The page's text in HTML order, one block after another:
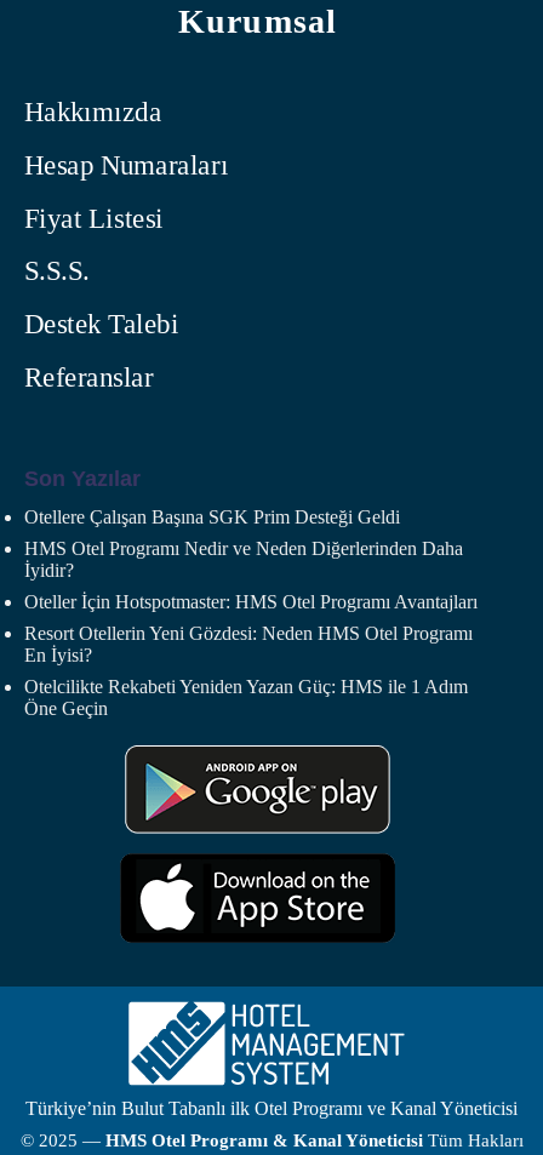
Kurumsal
Hakkımızda
Hesap Numaraları
Fiyat Listesi
S.S.S.
Destek Talebi
Referanslar
Son Yazılar
Otellere Çalışan Başına SGK Prim Desteği Geldi
HMS Otel Programı Nedir ve Neden Diğerlerinden Daha
İyidir?
Oteller İçin Hotspotmaster: HMS Otel Programı Avantajları
Resort Otellerin Yeni Gözdesi: Neden HMS Otel Programı
En İyisi?
Otelcilikte Rekabeti Yeniden Yazan Güç: HMS ile 1 Adım
Öne Geçin
Türkiye’nin Bulut Tabanlı ilk Otel Programı ve Kanal Yöneticisi
© 2025 — HMS Otel Programı& Kanal YöneticisiTüm Hakları